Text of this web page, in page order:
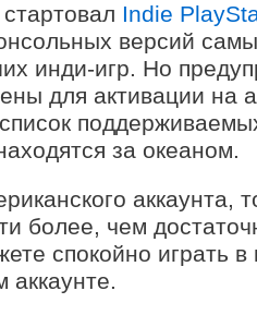
Indie
версий
инди-игр. Но
для активации на
за океаном.
аккаунта,
более, чем
спокойно играть
аккаунте.